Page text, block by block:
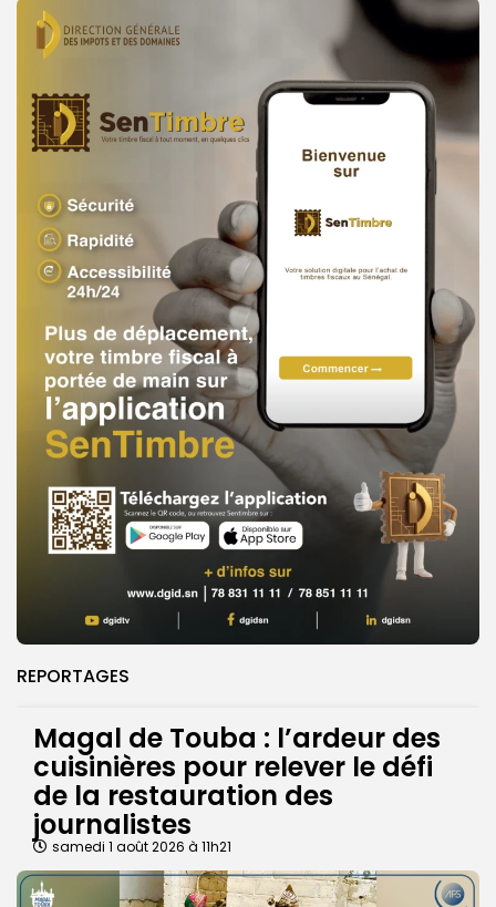
REPORTAGES
Magal de Touba : l’ardeur des
cuisinières pour relever le défi
de la restauration des
journalistes
samedi 1 août 2026 à 11h21